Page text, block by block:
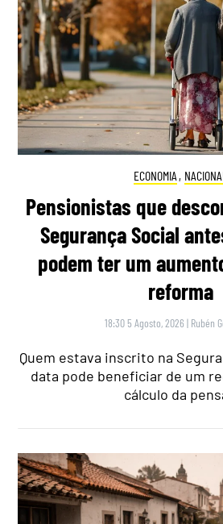
ECONOMIA ,
Pensionistas que
Segurança Social
podem ter um
reforma
18:30 5 Agosto, 2026 | Rubén
Quem estava inscrito na
data pode beneficiar de um
cálculo da